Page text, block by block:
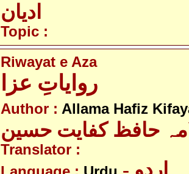
ادیان
Topic :
Riwayat e Aza
روایاتِ عزا
Author : Allama Hafiz
حافظ کفایت حسین
Translator :